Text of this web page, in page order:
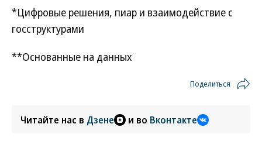
*Цифровые решения, пиар и взаимодействие с
госструктурами
**Основанные на данных
Поделиться
Читайте нас в Дзене и во Вконтакте